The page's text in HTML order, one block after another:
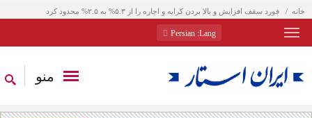
خانه فورد سقف افزایش و بالا بردن کرایه و اجاره را از ۵.۳% به ۲.۵% محدود کرد
Lang
: Persian
منو